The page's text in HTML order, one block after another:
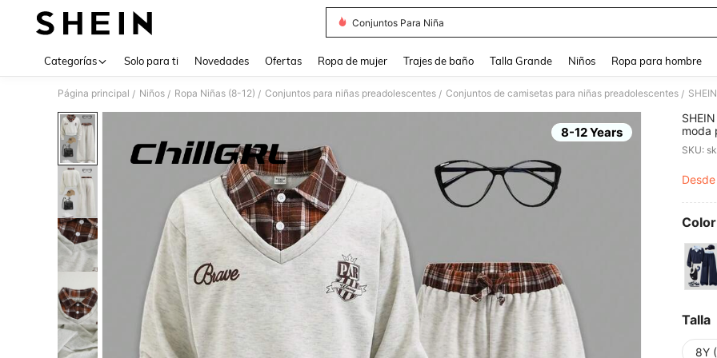
Conjuntos Para Niña
Categorías Solo para ti Novedades Ofertas Ropa de mujer Trajes de baño Talla Grande Niños Ropa para hombre
Página principal / Niños / Ropa Niñas (8-12) / Conjuntos para niñas preadolescentes / Conjuntos de camisetas para niñas preadolescentes /
8-12 Years
moda
SKU:
Desde
Talla
8Y